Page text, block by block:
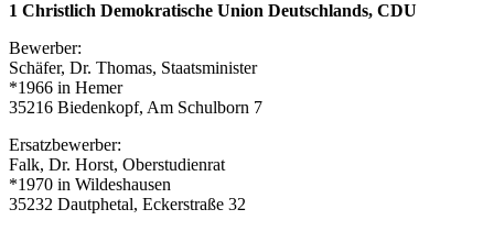
1 Christlich Demokratische Union Deutschlands, CDU
Bewerber:
Schäfer, Dr. Thomas, Staatsminister
*1966 in Hemer
35216 Biedenkopf, Am Schulborn 7
Ersatzbewerber:
Falk, Dr. Horst, Oberstudienrat
*1970 in Wildeshausen
35232 Dautphetal, Eckerstraße 32